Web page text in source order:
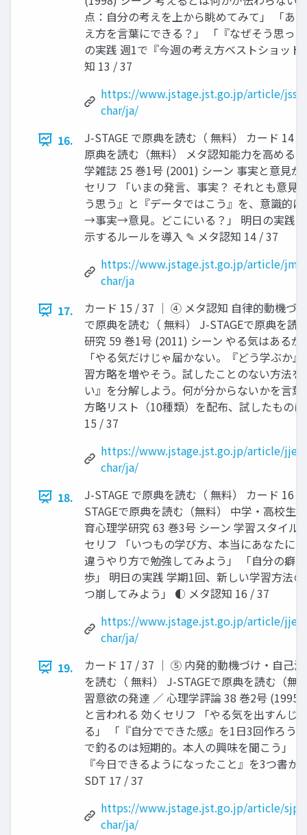
点：自分の考えを上から眺めてみて」 「あ
え方を言葉にできる？」 「『なぜそう思っ
の実践 週1で『今週の考え方ベストショッ
知 13 / 37
https://www.jstage.jst.go.jp/article/
char/ja/
16.
J-STAGE で原典を読む（ 無料） カード 14
原典を読む（無料） メタ認知能力を高める
学雑誌 25 巻1号 (2001) シーン 事実と意見
セリフ 「いまの発言、事実？ それとも意見
う思う』と『データではこう』を、意識的
→事実→意見。どこにいる？」 明日の実践
示するルールを導入 ✎ メタ認知 14 / 37
https://www.jstage.jst.go.jp/article/
char/ja
17.
カード 15 / 37 │ ④ メタ認知 自律的動機づ
で原典を読む（ 無料） J-STAGEで原典を読
研究 59 巻1号 (2011) シーン やる気はある
「やる気だけじゃ届かない。『どう学ぶか
習方略を増やそう。試したことのない方法
い』を分解しよう。何が分からないかを言
方略リスト（10種類）を配布、試したもの
15 / 37
https://www.jstage.jst.go.jp/article/
char/ja/
18.
J-STAGE で原典を読む（ 無料） カード
STAGEで原典を読む（無料） 中学・高校生
育心理学研究 63 巻3号 シーン 学習スタイル
セリフ 「いつもの学び方、本当にあなたに
違うやり方で勉強してみよう」 「自分の癖
歩」 明日の実践 学期1回、新しい学習方法
つ崩してみよう」 ◐ メタ認知 16 / 37
https://www.jstage.jst.go.jp/article/
char/ja/
19.
カード 17 / 37 │ ⑤ 内発的動機づけ・自己決
を読む（ 無料） J-STAGEで原典を読む（無
習意欲の発達 ／ 心理学評論 38 巻2号
と言われる 効くセリフ 「やる気を出すんじ
る」 「『自分でできた感』を1日3回作ろう
で釣るのは短期的。本人の興味を聞こう」
『今日できるようになったこと』を3つ書
SDT 17 / 37
https://www.jstage.jst.go.jp/article/
char/ja/